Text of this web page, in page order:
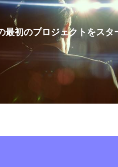
最初のプロジェクトをスタ